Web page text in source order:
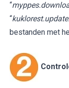
“
“
bestanden met